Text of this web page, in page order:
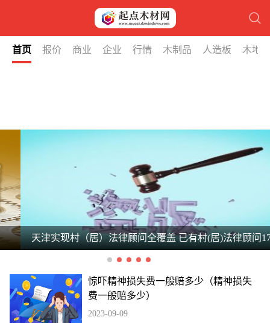
首页 报价 商业 企业 行情 木制品 人造板 木地
天津实现村（居）法律顾问全覆盖 已有村(居)法律顾问1740人
惊吓精神损失费一般赔多少（精神损失
费一般赔多少）
2023-09-09